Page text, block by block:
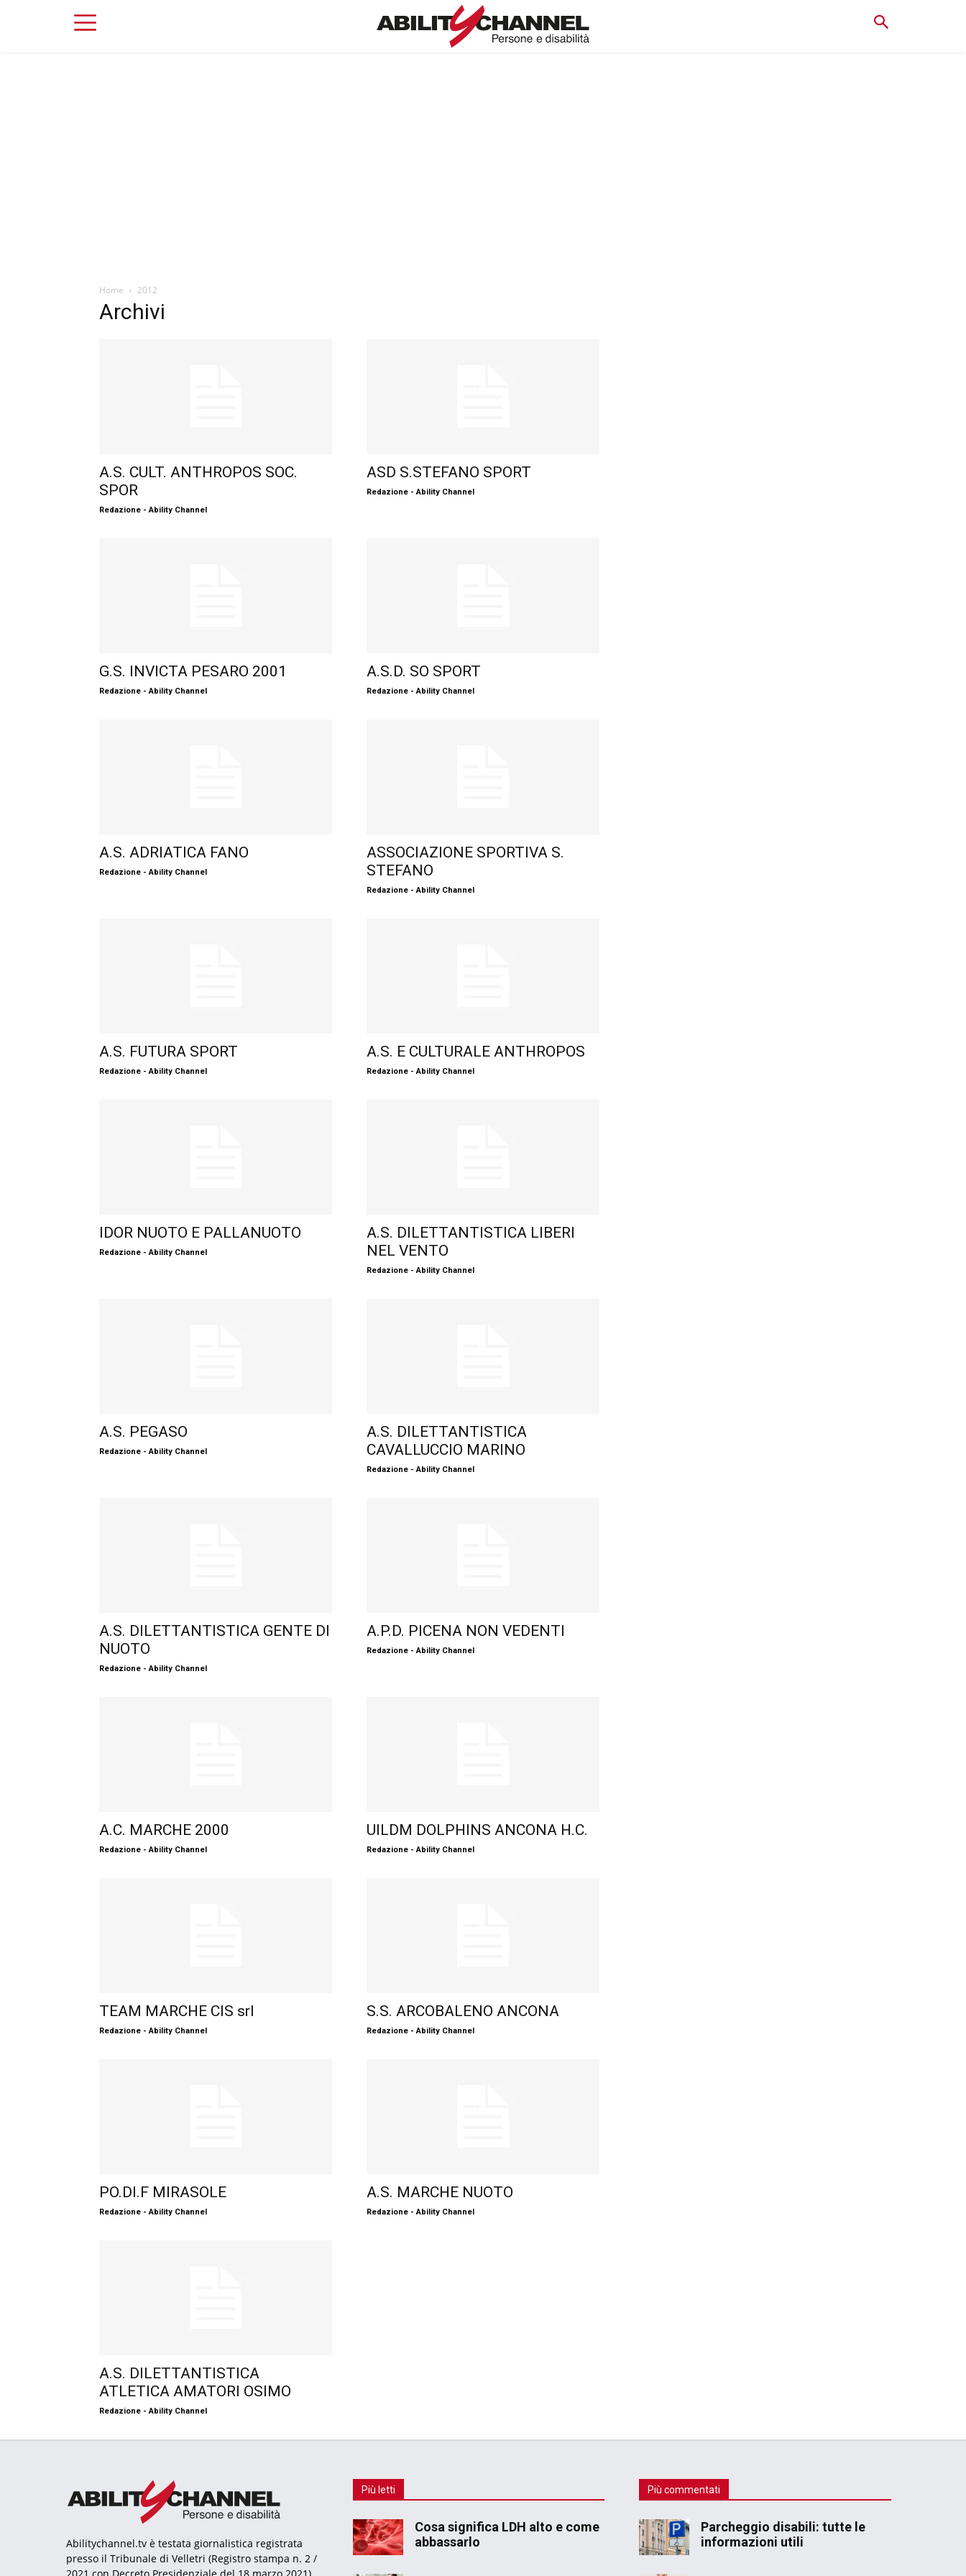
Home 2012
Archivi
A.S. CULT. ANTHROPOS SOC.
SPOR
Redazione - Ability Channel
ASD S.STEFANO SPORT
Redazione - Ability Channel
G.S. INVICTA PESARO 2001
Redazione - Ability Channel
A.S.D. SO SPORT
Redazione - Ability Channel
A.S. ADRIATICA FANO
Redazione - Ability Channel
ASSOCIAZIONE SPORTIVA S.
STEFANO
Redazione - Ability Channel
A.S. FUTURA SPORT
Redazione - Ability Channel
A.S. E CULTURALE ANTHROPOS
Redazione - Ability Channel
IDOR NUOTO E PALLANUOTO
Redazione - Ability Channel
A.S. DILETTANTISTICA LIBERI
NEL VENTO
Redazione - Ability Channel
A.S. PEGASO
Redazione - Ability Channel
A.S. DILETTANTISTICA
CAVALLUCCIO MARINO
Redazione - Ability Channel
A.S. DILETTANTISTICA GENTE DI
NUOTO
Redazione - Ability Channel
A.P.D. PICENA NON VEDENTI
Redazione - Ability Channel
A.C. MARCHE 2000
Redazione - Ability Channel
UILDM DOLPHINS ANCONA H.C.
Redazione - Ability Channel
TEAM MARCHE CIS srl
Redazione - Ability Channel
S.S. ARCOBALENO ANCONA
Redazione - Ability Channel
PO.DI.F MIRASOLE
Redazione - Ability Channel
A.S. MARCHE NUOTO
Redazione - Ability Channel
A.S. DILETTANTISTICA
ATLETICA AMATORI OSIMO
Redazione - Ability Channel
Abilitychannel.tv è testata giornalistica registrata
presso il Tribunale di Velletri (Registro stampa n. 2 /
Più letti
Cosa significa LDH alto e come
abbassarlo
Più commentati
Parcheggio disabili: tutte le
informazioni utili